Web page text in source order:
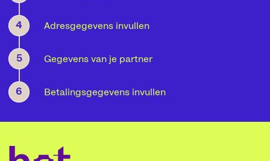
4 Adresgegevens invullen
5 Gegevens van je partner
6 Betalingsgegevens invullen